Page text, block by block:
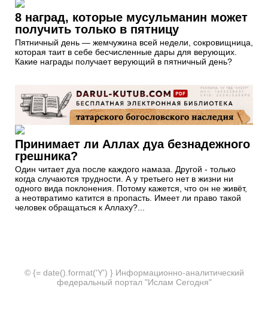
8 наград, которые мусульманин может
получить только в пятницу
Пятничный день — жемчужина всей недели, сокровищница,
которая таит в себе бесчисленные дары для верующих.
Какие награды получает верующий в пятничный день?
Принимает ли Аллах дуа безнадежного
грешника?
Один читает дуа после каждого намаза. Другой - только
когда случаются трудности. А у третьего нет в жизни ни
одного вида поклонения. Потому кажется, что он не живёт,
а неотвратимо катится в пропасть. Имеет ли право такой
человек обращаться к Аллаху?...
© {= date().format('Y') } Информационно-аналитический
федеральный портал "Ислам Сегодня"